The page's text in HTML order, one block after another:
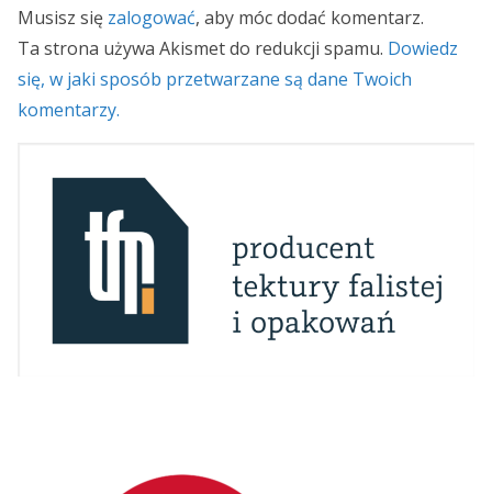
Musisz się zalogować, aby móc dodać komentarz.
Ta strona używa Akismet do redukcji spamu. Dowiedz
się, w jaki sposób przetwarzane są dane Twoich
komentarzy.